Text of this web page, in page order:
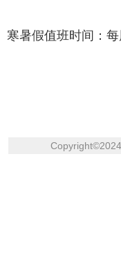
寒暑假值班时间：
Copyright©